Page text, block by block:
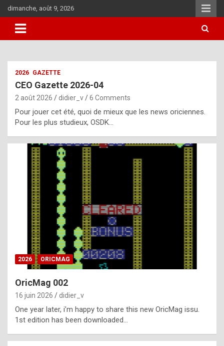
Skip
to
content
dimanche, août 9, 2026
i
u
l
y
d
i
ff
i
l
t
t
2026 GAZETTE
CEO Gazette 2026-04
2 août 2026 didier_v 6 Comments
Pour jouer cet été, quoi de mieux que les news oriciennes.
Pour les plus studieux, OSDK…
2026 ORICMAG
OricMag 002
16 juin 2026 didier_v
One year later, i’m happy to share this new OricMag issu.
1st edition has been downloaded…